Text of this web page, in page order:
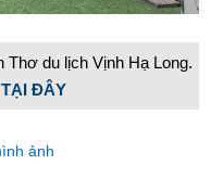
Thơ du lịch Vịnh Hạ Long.
TẠI ĐÂY
ảnh